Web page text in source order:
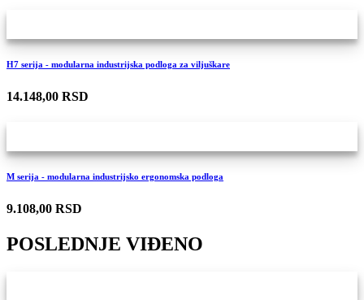
H7 serija - modularna industrijska podloga za viljuškare
14.148,00 RSD
M serija - modularna industrijsko ergonomska podloga
9.108,00 RSD
POSLEDNJE VIĐENO